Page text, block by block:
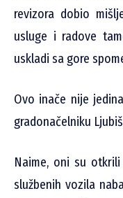
revizora dobio
usluge i radove
uskladi sa gore
Ovo inače nije
gradonačelniku
Naime, oni su
službenih vozila